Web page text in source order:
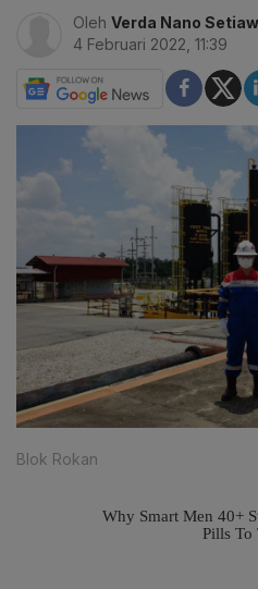
Oleh Verda Nano
4 Februari 2022, 11:39
Blok Rokan